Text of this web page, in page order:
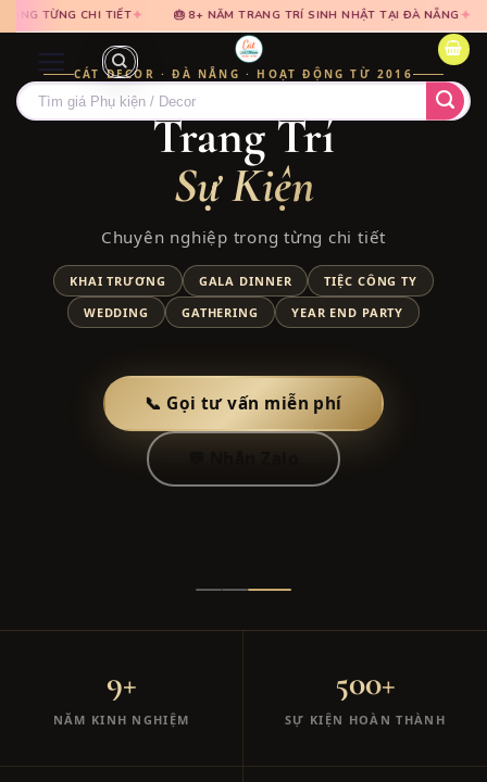
qua
dung
qua
dung
TRÍ SINH NHẬT TẠI ĐÀ NẴNG✦ 🎈 TƯ VẤN MIỄN PHÍ · BÁO GIÁ
Tìm
kiếm:
CÁT DECOR · ĐÀ NẴNG · HOẠT ĐỘNG TỪ 2016
Trang Trí
Sự Kiện
Chuyên nghiệp trong từng chi tiết
KHAI TRƯƠNG GALA DINNER
TIỆC CÔNG TY
WEDDING
GATHERING YEAR END PARTY
📞 Gọi tư vấn miễn phí
9+
NĂM KINH NGHIỆM
500+
SỰ KIỆN HOÀN THÀNH